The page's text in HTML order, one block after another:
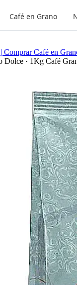
Café en Grano
Comprar Café en
Dolce · 1Kg Café